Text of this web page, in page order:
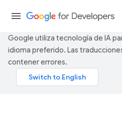
Google utiliza tecnología de IA
idioma preferido. Las
contener errores.